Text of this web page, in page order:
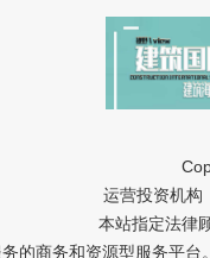
运营投资机构
本站指定法律
的商务和资源型服务平